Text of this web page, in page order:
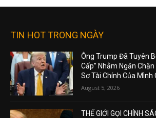
TIN HOT TRONG NGÀY
Ông Trump Đã Tuyên
Cấp” Nhằm Ngăn
Sơ Tài Chính Của Mình
August 5, 2026
THẾ GIỚI GỌI CHÍNH